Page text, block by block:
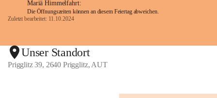
Mariä Himmelfahrt:
Die Öffnungszeiten können an diesem Feiertag abweichen.
Zuletzt bearbeitet: 11.10.2024
Unser Standort
Prigglitz 39, 2640 Prigglitz, AUT